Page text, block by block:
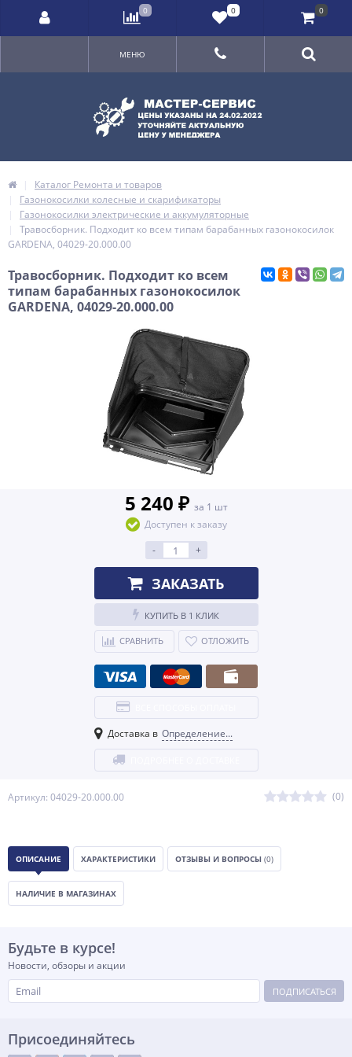
МЕНЮ
Каталог Ремонта и товаров
Газонокосилки колесные и скарификаторы
Газонокосилки электрические и аккумуляторные
Травосборник. Подходит ко всем типам барабанных газонокосилок
GARDENA, 04029-20.000.00
Травосборник. Подходит ко всем
типам барабанных газонокосилок
GARDENA, 04029-20.000.00
Артикул: 04029-20.000.00 (0)
5 240 ₽ за 1 шт
Доступен к заказу
-
+
ЗАКАЗАТЬ
КУПИТЬ В 1 КЛИК
СРАВНИТЬ ОТЛОЖИТЬ
Доставка в Определение...
ОПИСАНИЕ ХАРАКТЕРИСТИКИ ОТЗЫВЫ И ВОПРОСЫ (0)
НАЛИЧИЕ В МАГАЗИНАХ
Будьте в курсе!
Новости, обзоры и акции
ПОДПИСАТЬСЯ
Присоединяйтесь
0 0 0